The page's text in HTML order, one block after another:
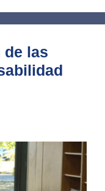
de las